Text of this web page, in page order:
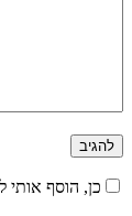
כן, הוסף